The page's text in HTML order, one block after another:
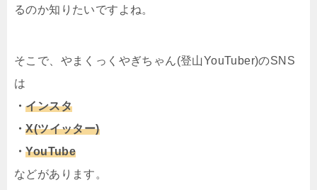
るのか知りたいですよね。
そこで、やまくっくやぎちゃん(登山YouTuber)のSNS
は
・インスタ
・X(ツイッター)
・YouTube
などがあります。